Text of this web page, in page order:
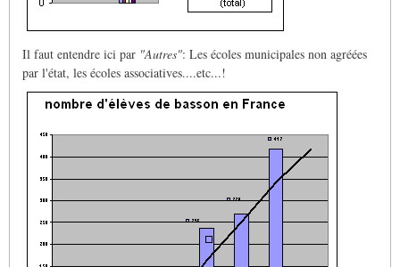
Il faut entendre ici par "Autres": Les écoles municipales non agréées
par l'état, les écoles associatives....etc...!